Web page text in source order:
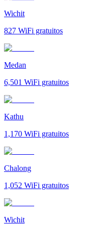
Wichit
827 WiFi gratuitos
Medan
6,501 WiFi gratuitos
Kathu
1,170 WiFi gratuitos
Chalong
1,052 WiFi gratuitos
Wichit